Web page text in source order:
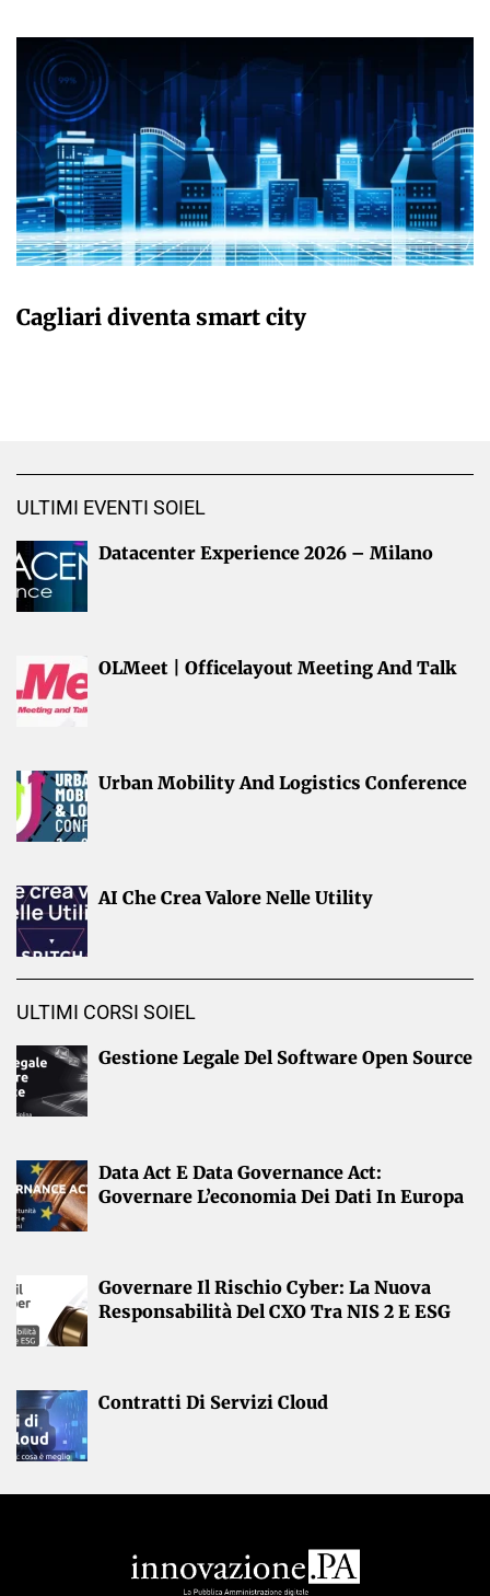
Cagliari diventa smart city
ULTIMI EVENTI SOIEL
Datacenter Experience 2026 – Milano
OLMeet | Officelayout Meeting And Talk
Urban Mobility And Logistics Conference
AI Che Crea Valore Nelle Utility
ULTIMI CORSI SOIEL
Gestione Legale Del Software Open Source
Data Act E Data Governance Act:
Governare L’economia Dei Dati In Europa
Governare Il Rischio Cyber: La Nuova
Responsabilità Del CXO Tra NIS 2 E ESG
Contratti Di Servizi Cloud